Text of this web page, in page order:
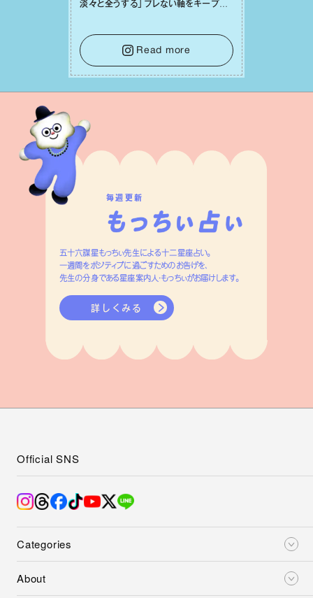
淡々と全うする」ブレない軸をキープし
⾔葉に流されないよう、⼼にしっかりブ
レーキをかけること。この意識の切り替
えが、あなたに確かな安⼼感をもたらす
はずです。
Read more
毎週更新
五十六謀星もっちぃ先生による十二星座占い。
一週間をポジティブに過ごすためのお告げを、
先生の分身である星座案内人・もっちぃがお届けします。
詳しくみる
Categories
About
Official SNS